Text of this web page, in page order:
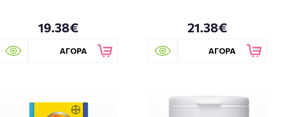
19.38€
ΑΓΟΡΑ
21.38€
ΑΓΟΡΑ